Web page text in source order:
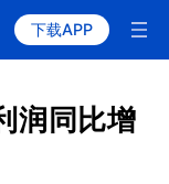
下载APP
润同比增